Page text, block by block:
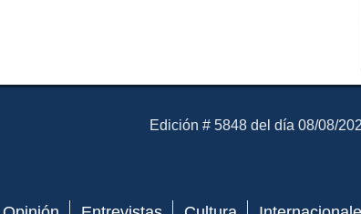
El Mensajero
Edición # 5848 del día 08/08/